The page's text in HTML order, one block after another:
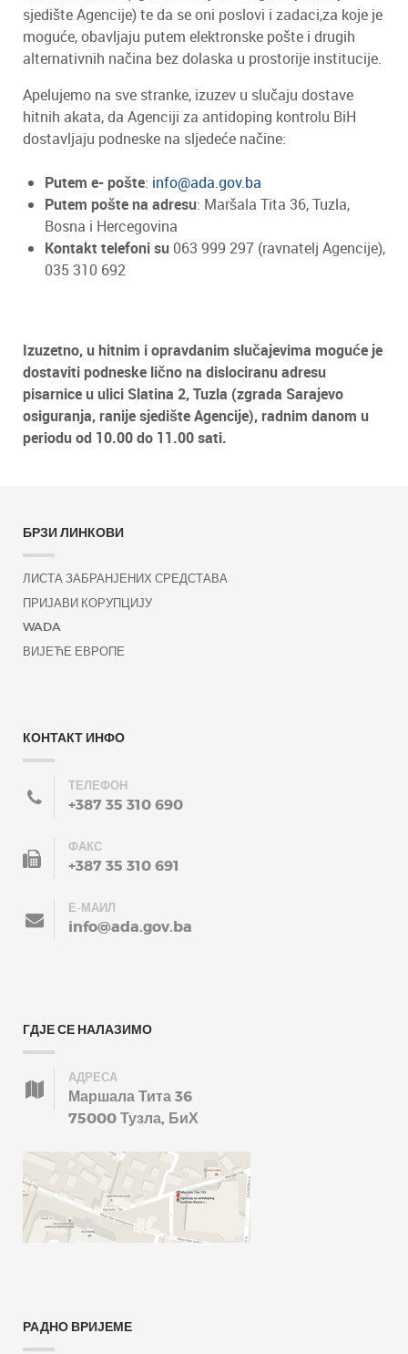
sjedište Agencije) te da se oni poslovi i zadaci,za koje je
moguće, obavljaju putem elektronske pošte i drugih
alternativnih načina bez dolaska u prostorije institucije.
Apelujemo na sve stranke, izuzev u slučaju dostave
hitnih akata, da Agenciji za antidoping kontrolu BiH
dostavljaju podneske na sljedeće načine:
Putem e- pošte: info@ada.gov.ba
Putem pošte na adresu: Maršala Tita 36, Tuzla,
Bosna i Hercegovina
Kontakt telefoni su 063 999 297 (ravnatelj Agencije),
035 310 692
Izuzetno, u hitnim i opravdanim slučajevima moguće je
dostaviti podneske lično na dislociranu adresu
pisarnice u ulici Slatina 2, Tuzla (zgrada Sarajevo
osiguranja, ranije sjedište Agencije), radnim danom u
periodu od 10.00 do 11.00 sati.
БРЗИ ЛИНКОВИ
ЛИСТА ЗАБРАНЈЕНИХ СРЕДСТАВА
ПРИЈАВИ КОРУПЦИЈУ
WADA
ВИЈЕЋЕ ЕВРОПЕ
КОНТАКТ ИНФО
ТЕЛЕФОН
+387 35 310 690
ФАКС
+387 35 310 691
Е-МАИЛ
info@ada.gov.ba
ГДЈЕ СЕ НАЛАЗИМО
АДРЕСА
Маршала Тита 36
75000 Тузла, БиХ
РАДНО ВРИЈЕМЕ